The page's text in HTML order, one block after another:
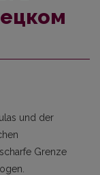
und der
Grenze